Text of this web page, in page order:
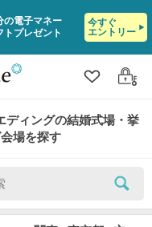
の電子マネー
トプレゼント
今すぐ
エントリー
クリップ
ログ
ディングの結婚式場・挙
場を探す